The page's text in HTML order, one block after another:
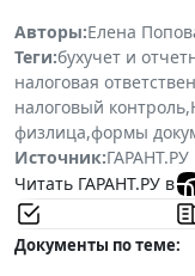
Авторы:Елена
Теги:бухучет и
налоговая
налоговый контроль,
физлица,формы
Источник:ГАРАНТ.РУ
Читать ГАРАНТ.РУ в
Документы по теме: